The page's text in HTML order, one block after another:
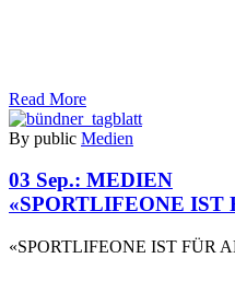
Read More
By public Medien
03 Sep.: MEDIEN
«SPORTLIFEONE IST
«SPORTLIFEONE IST FÜR